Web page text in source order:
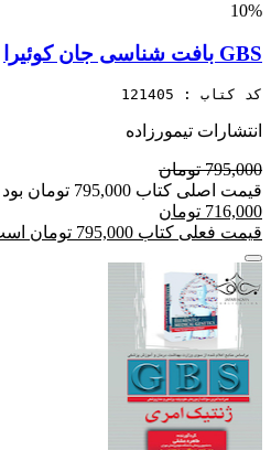
10%
GBS بافت شناسی جان کوئیرا
کد کتاب : 121405
انتشارات تیمورزاده
795,000 تومان
قیمت اصلی کتاب 795,000 تومان بود
716,000 تومان
قیمت فعلی کتاب 795,000 تومان است